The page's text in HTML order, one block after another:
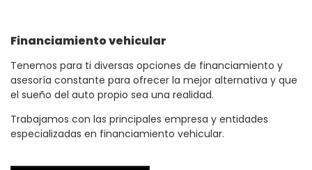
Financiamientovehicular
Tenemos para ti diversas opciones de financiamiento y
asesoría constante para ofrecer la mejor alternativa y que
el sueño del auto propio sea una realidad.
Trabajamos con las principales empresa y entidades
especializadas en financiamiento vehicular.